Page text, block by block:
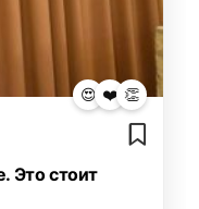
😍 ❤️ 👏
Это стоит